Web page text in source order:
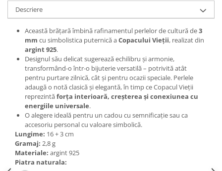
Bijuterii sodalit
Bijuterii spinel
Bijuterii tanzanit
Bijuterii topaz
Bijuterii turcoaz
Bijuterii turmaline
Bijuterii morganit
Descriere
Această brățară îmbină rafinamentul perlelor de cultură de3
mm cu simbolistica puternică aCopacului Vieții, realizat din
argint 925.
Designul său delicat sugerează echilibru și armonie,
transformând-o într-o bijuterie versatilă – potrivită atât
pentru purtare zilnică, cât și pentru ocazii speciale. Perlele
adaugă o notă clasică și elegantă, în timp ce Copacul Vieții
reprezintăforța interioară, creșterea și conexiunea cu
energiile universale.
O alegere ideală pentru un cadou cu semnificație sau ca
accesoriu personal cu valoare simbolică.
Lungime: 16 + 3 cm
Gramaj: 2,8 g
Materiale: argint 925
Piatra naturala: